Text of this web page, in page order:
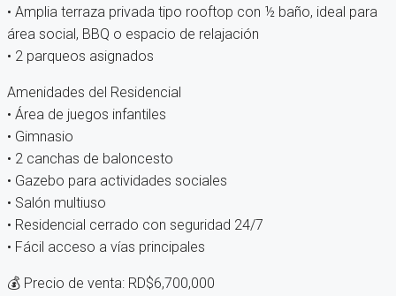
• Amplia terraza privada tipo rooftop con ½ baño, ideal para
área social, BBQ o espacio de relajación
• 2 parqueos asignados
Amenidades del Residencial
• Área de juegos infantiles
• Gimnasio
• 2 canchas de baloncesto
• Gazebo para actividades sociales
• Salón multiuso
• Residencial cerrado con seguridad 24/7
• Fácil acceso a vías principales
💰 Precio de venta: RD$6,700,000